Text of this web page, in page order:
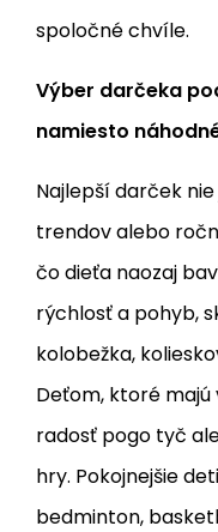
spoločné chvíle.
Výber darčeka
namiesto
Najlepší darček
trendov alebo
čo dieťa naozaj
rýchlosť a pohyb,
kolobežka,
Deťom, ktoré
radosť pogo tyč
hry. Pokojnejšie
bedminton,